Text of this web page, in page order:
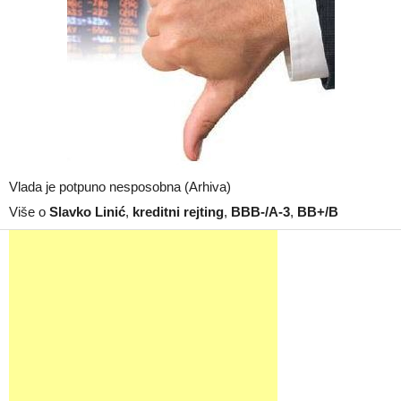
Vlada je potpuno nesposobna (Arhiva)
Više o Slavko Linić, kreditni rejting, BBB-/A-3, BB+/B